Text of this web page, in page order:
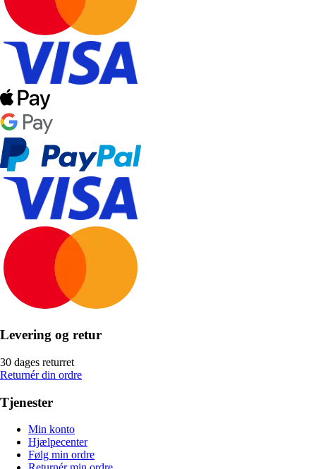
Levering og retur
30 dages returret
Returnér din ordre
Tjenester
Min konto
Hjælpecenter
Følg min ordre